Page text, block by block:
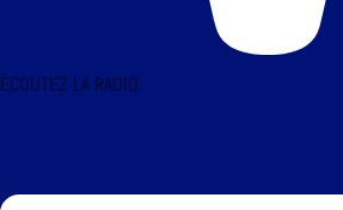
ÉCOUTEZ LA RADIO